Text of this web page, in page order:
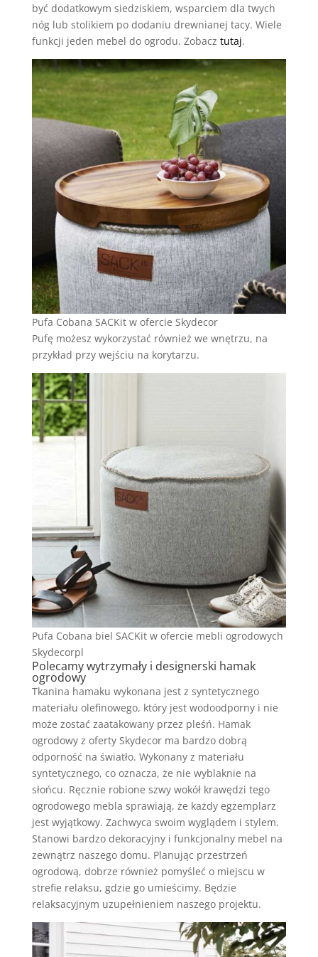
być dodatkowym siedziskiem, wsparciem dla twych
nóg lub stolikiem po dodaniu drewnianej tacy. Wiele
funkcji jeden mebel do ogrodu. Zobacz tutaj.
Pufa Cobana SACKit w ofercie Skydecor
Pufę możesz wykorzystać również we wnętrzu, na
przykład przy wejściu na korytarzu.
Pufa Cobana biel SACKit w ofercie mebli ogrodowych
Skydecorpl
Polecamy wytrzymały i designerski hamak
ogrodowy
Tkanina hamaku wykonana jest z syntetycznego
materiału olefinowego, który jest wodoodporny i nie
może zostać zaatakowany przez pleśń. Hamak
ogrodowy z oferty Skydecor ma bardzo dobrą
odporność na światło. Wykonany z materiału
syntetycznego, co oznacza, że ​​nie wyblaknie na
słońcu. Ręcznie robione szwy wokół krawędzi tego
ogrodowego mebla sprawiają, że każdy egzemplarz
jest wyjątkowy. Zachwyca swoim wyglądem i stylem.
Stanowi bardzo dekoracyjny i funkcjonalny mebel na
zewnątrz naszego domu. Planując przestrzeń
ogrodową, dobrze również pomyśleć o miejscu w
strefie relaksu, gdzie go umieścimy. Będzie
relaksacyjnym uzupełnieniem naszego projektu.